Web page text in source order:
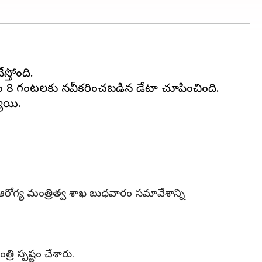
నవీకరించబడిన డేటా చూపించింది.
ఆరోగ్య మంత్రిత్వ శాఖ బుధవారం సమావేశాన్ని
స్పష్టం చేశారు.